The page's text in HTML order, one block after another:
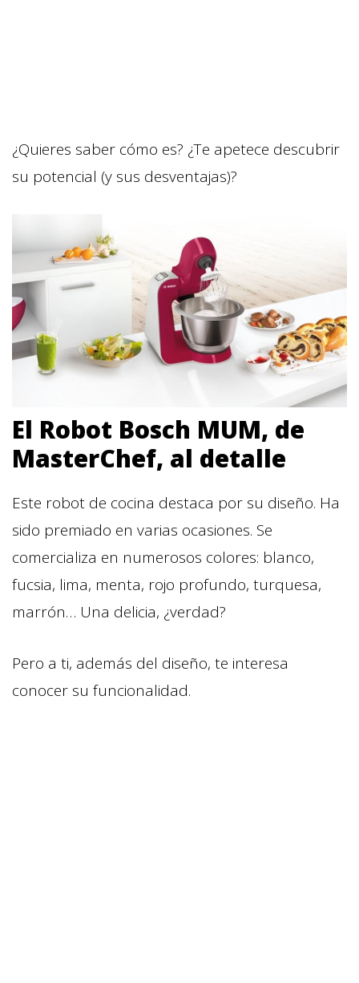
¿Quieres saber cómo es? ¿Te apetece descubrir
su potencial (y sus desventajas)?
El Robot Bosch MUM, de
MasterChef, al detalle
Este robot de cocina destaca por su diseño. Ha
sido premiado en varias ocasiones. Se
comercializa en numerosos colores: blanco,
fucsia, lima, menta, rojo profundo, turquesa,
marrón… Una delicia, ¿verdad?
Pero a ti, además del diseño, te interesa
conocer su funcionalidad.